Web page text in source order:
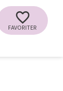
FAVORITER